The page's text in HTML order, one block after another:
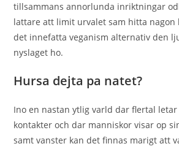
tillsammans annorlunda inriktningar
lattare att limit urvalet sam hitta nagon
det innefatta veganism alternativ den
nyslaget ho.
Hursa dejta pa natet?
Ino en nastan ytlig varld dar flertal
kontakter och dar manniskor visar op
samt vanster kan det finnas marigt att